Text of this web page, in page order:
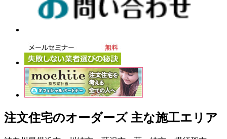
注文住宅のオーダーズ 主な施工エリア